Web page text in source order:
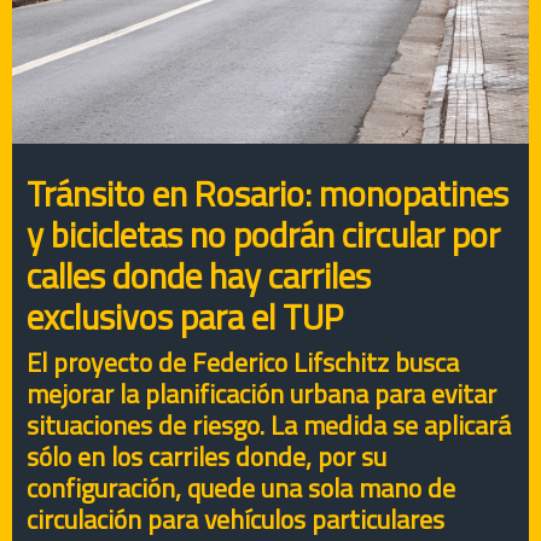
Tránsito en Rosario: monopatines
y bicicletas no podrán circular por
calles donde hay carriles
exclusivos para el TUP
El proyecto de Federico Lifschitz busca
mejorar la planificación urbana para evitar
situaciones de riesgo. La medida se aplicará
sólo en los carriles donde, por su
configuración, quede una sola mano de
circulación para vehículos particulares